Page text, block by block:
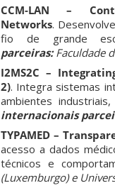
CCM-LAN –
Networks.
fio de grande
parceiras:Faculdade
I2MS2C –
2). Integra sistemas
ambientes
internacionais
TYPAMED –
acesso a dados
técnicos e
(Luxemburgo) e